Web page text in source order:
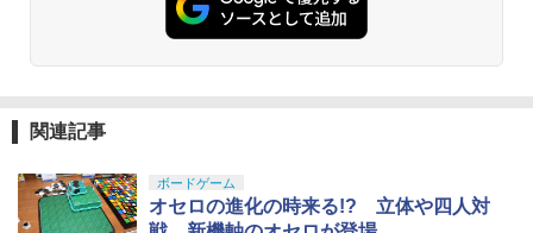
関連記事
ボードゲーム
オセロの進化の時来る!? 立体や四人対